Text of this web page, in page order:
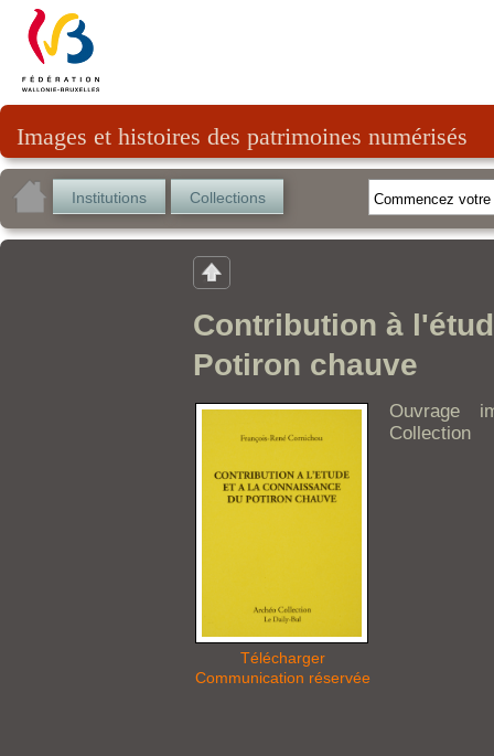
Images et histoires des patrimoines numérisés
Institutions Collections
Contribution à
Potiron chauve
Télécharger
Communication réservée
Ouvrage
Collection